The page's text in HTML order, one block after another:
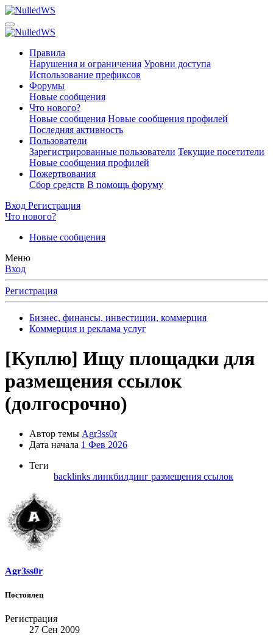
Правила
Нарушения и ограничения Уровни доступа
Использование префиксов
Форумы
Новые сообщения
Что нового?
Новые сообщения Новые сообщения профилей
Последняя активность
Пользователи
Зарегистрированные пользователи Текущие посетители
Новые сообщения профилей
Пожертвования
Сбор средств В помощь форуму
Вход Регистрация
Что нового?
Новые сообщения
Меню
Вход
Регистрация
Бизнес, финансы, инвестиции, коммерция
Коммерция и реклама услуг
[Куплю] Ищу площадки для
размещения ссылок
(долгосрочно)
Автор темы Agr3ss0r
Дата начала 1 Фев 2026
Теги
backlinks линкбилдинг размещения ссылок
Agr3ss0r
Постоялец
Регистрация
27 Сен 2009